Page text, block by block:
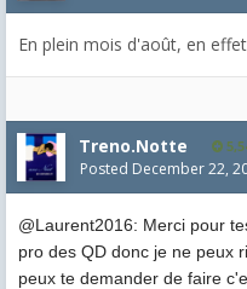
En plein mois d'août, en
Treno.Notte
Posted December 22,
@Laurent2016: Merci pour
pro des QD donc je ne peux
peux te demander de faire